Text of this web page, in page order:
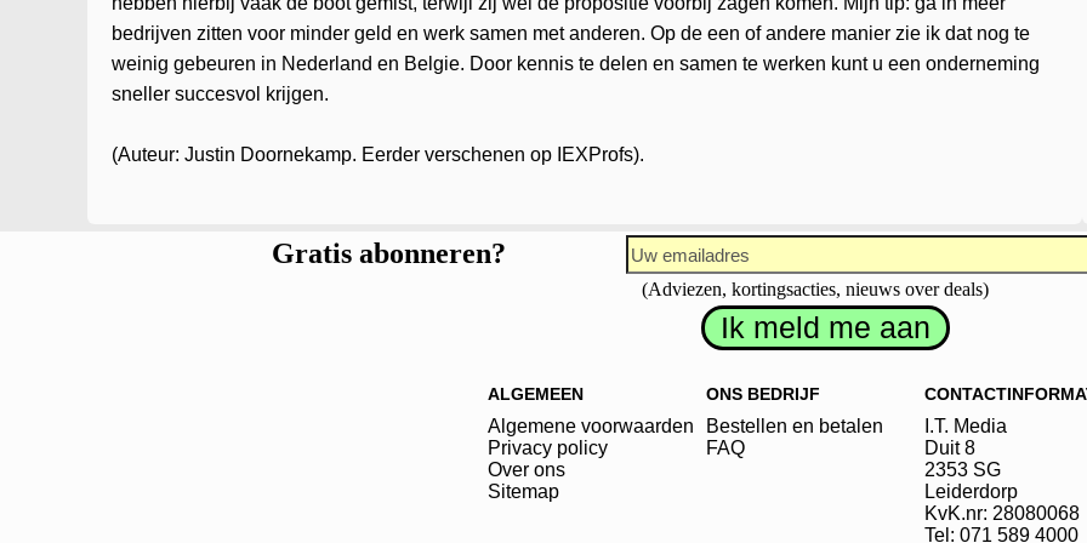
bedrijven zitten voor minder geld en werk samen met anderen. Op de een of andere manier zie ik dat nog te
weinig gebeuren in Nederland en Belgie. Door kennis te delen en samen te werken kunt u een onderneming
sneller succesvol krijgen.
(Auteur: Justin Doornekamp. Eerder verschenen op IEXProfs).
Gratis abonneren?
(Adviezen, kortingsacties, nieuws over deals)
ALGEMEEN
Algemene voorwaarden
Privacy policy
Over ons
Sitemap
ONS BEDRIJF
Bestellen en betalen
FAQ
I.T. Media
Duit8
2353 SG
Leiderdorp
KvK.nr: 28080068
Tel: 071 589 4000